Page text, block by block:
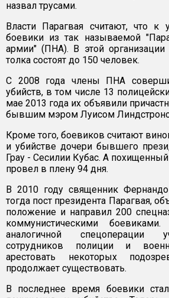
назвал трусами.
Власти Парагвая считают, что к
боевики из так называемой
армии" (ПНА). В этой организации
толка состоят до 150 человек.
С 2008 года члены ПНА
убийств, в том числе 13
мае 2013 года их объявили
бывшим мэром Луисом
Кроме того, боевиков считают
и убийстве дочери бывшего
Грау - Сесилии Кубас. А
провел в плену 94 дня.
В 2010 году священник
тогда пост президента Парагвая,
положение и направил 200
коммунистическими
аналогичной спецоперации
сотрудников полиции и
арестовать некоторых
продолжает существовать.
В последнее время боевики